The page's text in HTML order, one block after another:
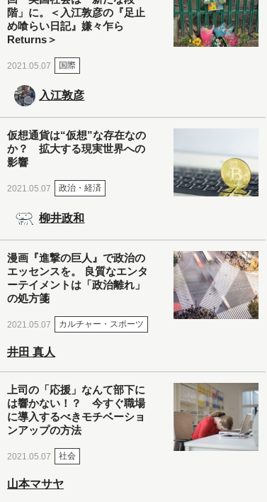
階」に。＜入江敦彦の『足止
め喰らい日記』嫌々乍ら
Returns＞
2021.05.07 国際
入江敦彦
仮想通貨は“仮想”な存在なの
か？ 拡大する現実世界への
影響
2021.05.07 政治・経済
柳井政和
漫画『進撃の巨人』で政治の
エッセンスを。 良質なエンタ
ーテイメントは「政治離れ」
の処方箋
2021.05.07 カルチャー・スポーツ
井田 真人
上司の「応援」なんて部下に
は響かない！？ 今すぐ職場
に導入するべきモチベーショ
ンアップの方法
2021.05.07 社会
山本マサヤ